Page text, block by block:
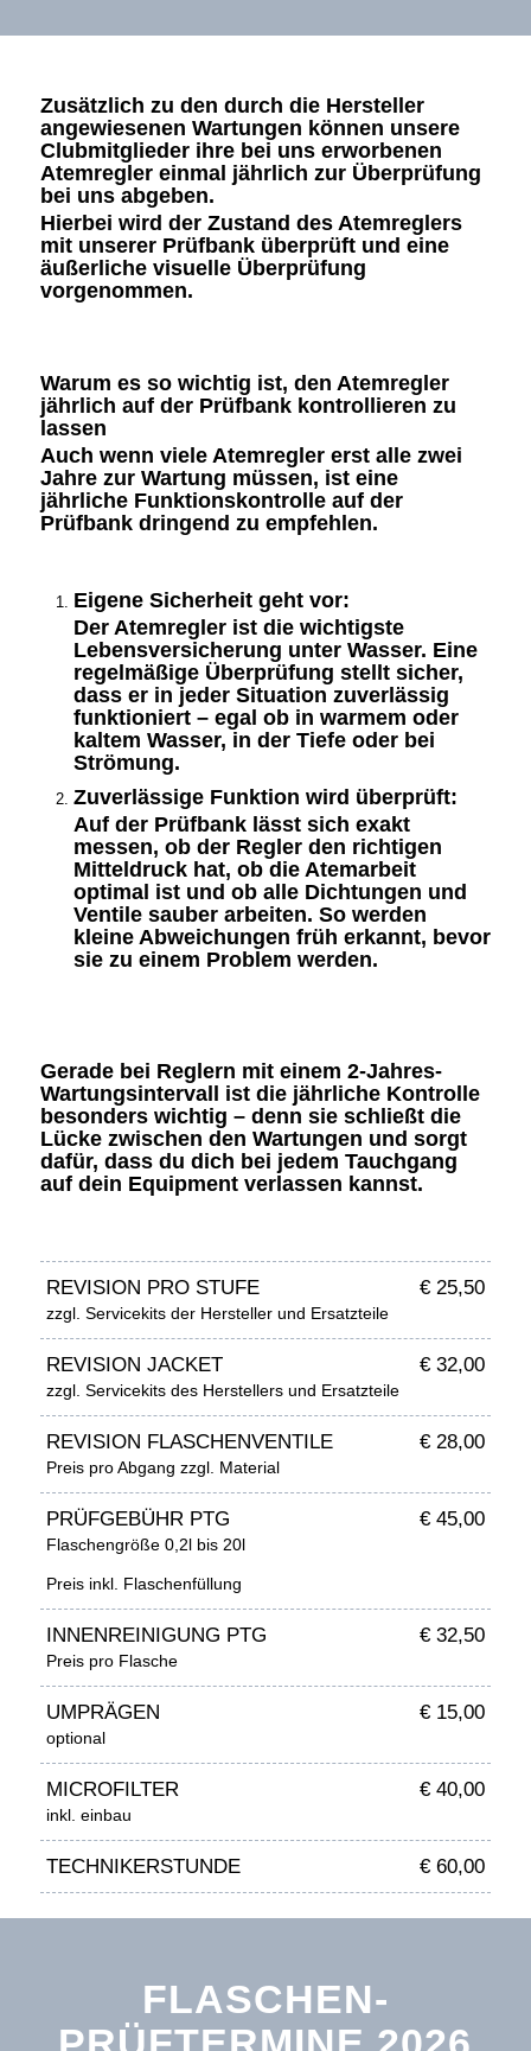
Zusätzlich zu den durch die Hersteller
angewiesenen Wartungen können unsere
Clubmitglieder ihre bei uns erworbenen
Atemregler einmal jährlich zur Überprüfung
bei uns abgeben.
Hierbei wird der Zustand des Atemreglers
mit unserer Prüfbank überprüft und eine
äußerliche visuelle Überprüfung
vorgenommen.
Warum es so wichtig ist, den Atemregler
jährlich auf der Prüfbank kontrollieren zu
lassen
Auch wenn viele Atemregler erst alle zwei
Jahrezur Wartung müssen, ist eine
jährliche Funktionskontrolle auf der
Prüfbankdringend zu empfehlen.
Eigene Sicherheit geht vor:
Der Atemregler ist die wichtigste
Lebensversicherung unter Wasser. Eine
regelmäßige Überprüfung stellt sicher,
dass er in jeder Situation zuverlässig
funktioniert – egal ob in warmem oder
kaltem Wasser, in der Tiefe oder bei
Strömung.
Zuverlässige Funktion wird überprüft:
Auf der Prüfbank lässt sich exakt
messen, ob der Regler den richtigen
Mitteldruck hat, ob die Atemarbeit
optimal ist und ob alle Dichtungen und
Ventile sauber arbeiten. So werden
kleine Abweichungen früh erkannt, bevor
sie zu einem Problem werden.
Gerade bei Reglern mit einem 2-Jahres-
Wartungsintervall
ist die jährliche Kontrolle
besonders wichtig – denn sie schließt die
Lücke zwischen den Wartungen und sorgt
dafür, dass du dich bei jedem Tauchgang
auf dein Equipment verlassen kannst.
REVISION PRO STUFE € 25,50
zzgl. Servicekits der Hersteller und Ersatzteile
REVISION JACKET € 32,00
zzgl. Servicekits des Herstellers und Ersatzteile
REVISION FLASCHENVENTILE € 28,00
Preis pro Abgang zzgl. Material
PRÜFGEBÜHR PTG € 45,00
Flaschengröße 0,2l bis 20l
Preis inkl. Flaschenfüllung
INNENREINIGUNG PTG € 32,50
Preis pro Flasche
UMPRÄGEN € 15,00
optional
MICROFILTER € 40,00
inkl. einbau
TECHNIKERSTUNDE € 60,00
FLASCHEN-